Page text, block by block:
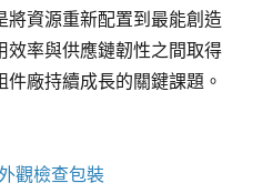
將資源重新配置到最能創造
效率與供應鏈韌性之間取得
廠持續成長的關鍵課題。
觀檢查包裝